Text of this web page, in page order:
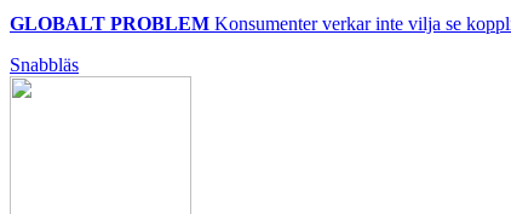
GLOBALT PROBLEM Konsumenter verkar inte vilja se
Snabbläs